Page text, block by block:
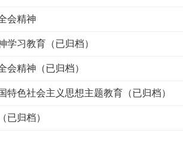
会精神
学习教育（已归档）
会精神（已归档）
特色社会主义思想主题教育（已归档）
已归档）